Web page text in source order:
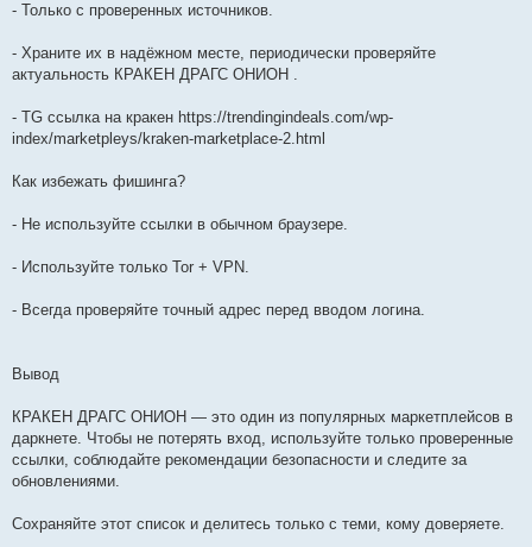
- Только с проверенных источников.
- Храните их в надёжном месте, периодически проверяйте
актуальность КРАКЕН ДРАГС ОНИОН .
- TG ссылка на кракен https://trendingindeals.com/wp-
index/marketpleys/kraken-marketplace-2.html
Как избежать фишинга?
- Не используйте ссылки в обычном браузере.
- Используйте только Tor + VPN.
- Всегда проверяйте точный адрес перед вводом логина.
Вывод
КРАКЕН ДРАГС ОНИОН — это один из популярных маркетплейсов в
даркнете. Чтобы не потерять вход, используйте только проверенные
ссылки, соблюдайте рекомендации безопасности и следите за
обновлениями.
Сохраняйте этот список и делитесь только с теми, кому доверяете.